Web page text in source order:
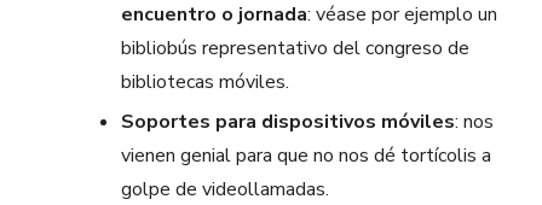
encuentro o jornada: véase por ejemplo un
bibliobús representativo del congreso de
bibliotecas móviles.
Soportes para dispositivos móviles: nos
vienen genial para que no nos dé tortícolis a
golpe de videollamadas.